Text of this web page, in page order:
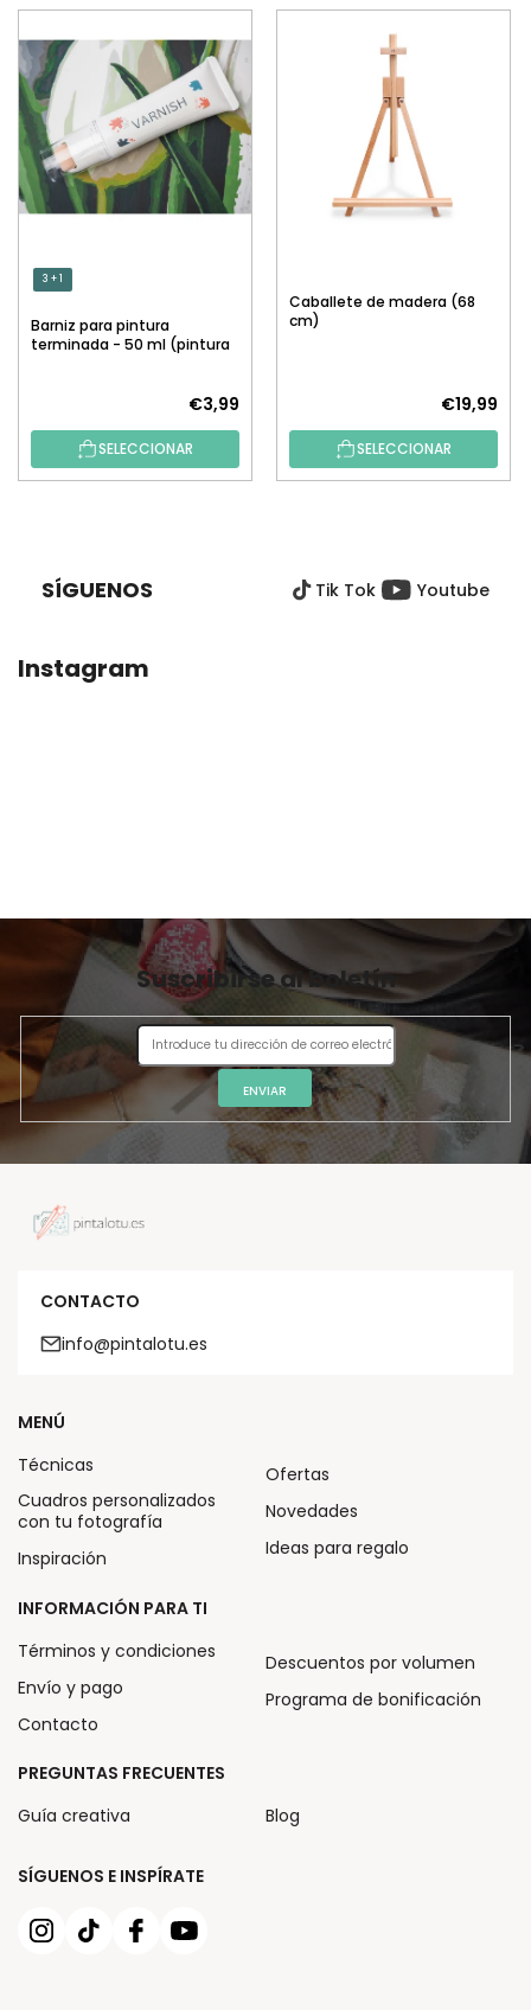
3 + 1
Barniz para pintura
terminada - 50 ml (pintura
€3,99
SELECCIONAR
Caballete de madera (68
cm)
€19,99
SELECCIONAR
SÍGUENOS Tik Tok Youtube
Instagram
Suscribirse al boletín
ENVIAR
CONTACTO
info@pintalotu.es
SÍGUENOS E INSPÍRATE
MENÚ
Técnicas
Cuadros personalizados
con tu fotografía
Inspiración
Ofertas
Novedades
Ideas para regalo
INFORMACIÓN PARA TI
Términos y condiciones
Envío y pago
Contacto
Descuentos por volumen
Programa de bonificación
PREGUNTAS FRECUENTES
Guía creativa
Blog